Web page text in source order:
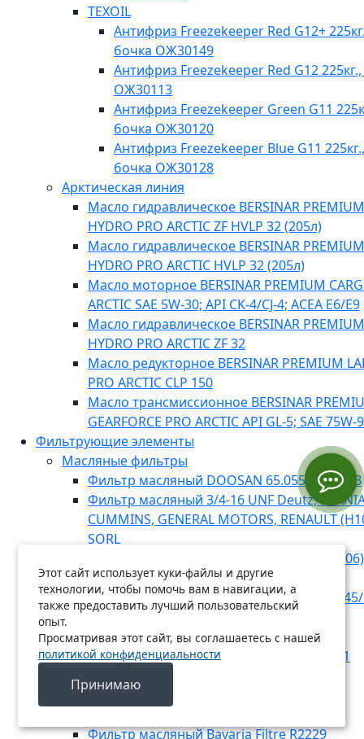
TEXOIL
Антифриз Freezekeeper Red G12+
бочка ОЖ30149
Антифриз Freezekeeper Red G12
ОЖ30113
Антифриз Freezekeeper Green G11
бочка ОЖ30120
Антифриз Freezekeeper Blue G11 225кг.,
бочка ОЖ30128
Арктическая линия
Масло гидравлическое BERSINAR PREMIUM
HYDRO PRO ARCTIC ZF HVLP 32 (205л)
Масло гидравлическое BERSINAR PREMIUM
HYDRO PRO ARCTIC HVLP 32 (205л)
Масло моторное BERSINAR PREMIUM
ARCTIC SAE 5W-30; API CK-4/CJ-4; ACEA E6/E9
Масло гидравлическое BERSINAR PREMIUM
HYDRO PRO ARCTIC ZF 32
Масло редукторное BERSINAR PREMIUM
PRO ARCTIC CLP 150
Масло трансмиссионное BERSINAR
GEARFORCE PRO ARCTIC API GL-5; SAE 75W-
Фильтрующие элементы
Масляные фильтры
Фильтр масляный DOOSAN 65.05510-5020B
Фильтр масляный 3/4-16 UNF Deutz,
CUMMINS, GENERAL MOTORS, RENAULT
SORL
Фильтр масляный RENAULT, MB
Фильтр масляный Bavaria Filtre R2225
Фильтр масляный MANN-FILTER WD 13
Фильтр масляный MANN-FILTER W 1223
Фильтр масляный Bavaria Filtre O7022
Фильтр масляный MANN-FILTER W 920/21
Фильтр масляный Bavaria Filtre R2204
Фильтр масляный Bavaria Filtre R2229
Этот сайт использует куки-файлы и другие
технологии, чтобы помочь вам в навигации, а
также предоставить лучший пользовательский
опыт.
Просматривая этот сайт, вы соглашаетесь с нашей
политикой конфиденциальности
Принимаю